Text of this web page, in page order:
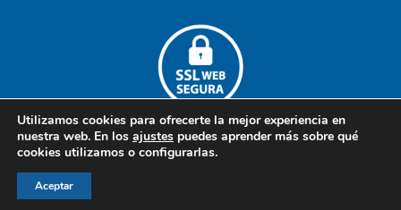
Utilizamos cookies para ofrecerte la mejor experiencia en
nuestra web. En los ajustes puedes aprender más sobre qué
cookies utilizamos o configurarlas.
Aceptar